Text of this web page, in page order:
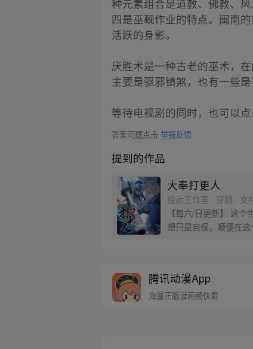
种元素组合是道教、佛教、风
四是巫觋作业的特点。闽南
活跃的身影。
厌胜术是一种古老的巫术，
主要是驱邪镇煞，也有一些是
等待电视剧的同时，也可以
答案问题点击举报反馈
提到的作品
大奉打更人
绘远工作室 · 穿越 · 女
【每六/日更新】 这
想只是自保，顺便在
腾讯动漫App
海量正版漫画畅快看